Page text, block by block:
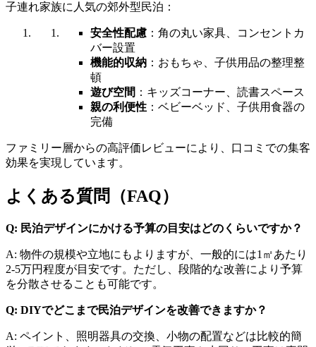
子連れ家族に人気の郊外型民泊：
安全性配慮 ：角の丸い家具、コンセントカ
バー設置
機能的収納 ：おもちゃ、子供用品の整理整
頓
遊び空間 ：キッズコーナー、読書スペース
親の利便性 ：ベビーベッド、子供用食器の
完備
ファミリー層からの高評価レビューにより、口コミでの集客
効果を実現しています。
よくある質問（FAQ）
Q: 民泊デザインにかける予算の目安はどのくらいですか？
A: 物件の規模や立地にもよりますが、一般的には1㎡あたり
2-5万円程度が目安です。ただし、段階的な改善により予算
を分散させることも可能です。
Q: DIYでどこまで民泊デザインを改善できますか？
A: ペイント、照明器具の交換、小物の配置などは比較的簡